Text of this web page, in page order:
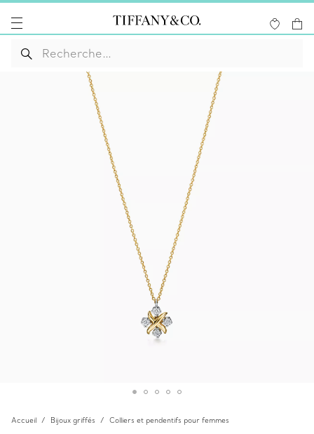
Accueil Bijoux griffés Colliers et pendentifs pour femmes